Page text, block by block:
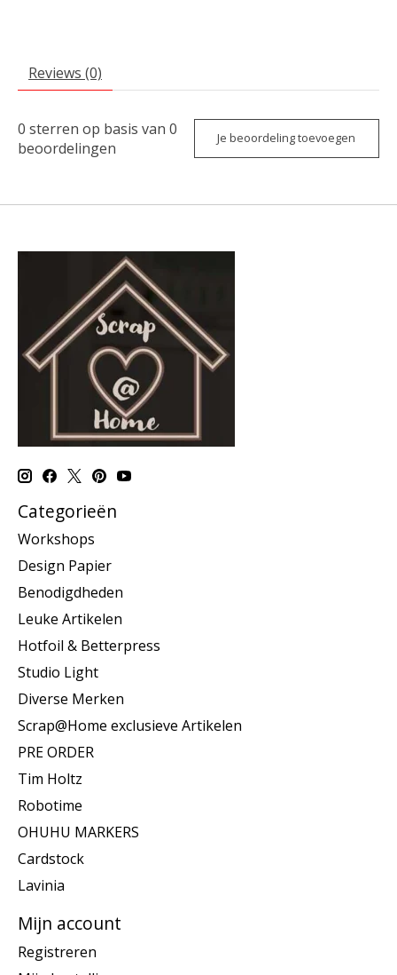
Reviews (0)
0 sterren op basis van 0
beoordelingen
Je beoordeling toevoegen
Categorieën
Workshops
Design Papier
Benodigdheden
Leuke Artikelen
Hotfoil & Betterpress
Studio Light
Diverse Merken
Scrap@Home exclusieve Artikelen
PRE ORDER
Tim Holtz
Robotime
OHUHU MARKERS
Cardstock
Lavinia
Mijn account
Registreren